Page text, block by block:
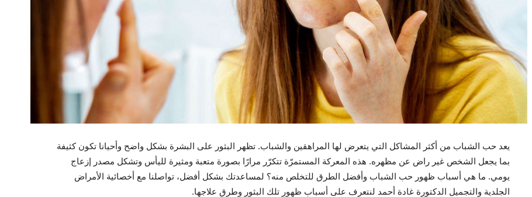
يعد حب الشباب من أكثر المشاكل التي يتعرض لها المراهقين والشباب. تظهر البثور على البشرة بشكل واضح وأحيانا تكون كثيفة
بما يجعل الشخص غير راض عن مظهره. هذه المعركة المستمرّة تتكرّر مرارًا بصورة متعبة ومثيرة لليأس وتشكل مصدر إزعاج
يومي. ما هي أسباب ظهور حب الشباب وأفضل الطرق للتخلص منه؟ لمساعدتك بشكل أفضل، تواصلنا مع أخصائية الأمراض
الجلدية والتجميل الدكتورة غادة أحمد لنتعرف على أسباب ظهور تلك البثور وطرق علاجها.